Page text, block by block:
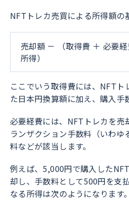
NFTトレカ売買による所得額の
売却額 － （取得費 ＋ 必要
所得）
ここでいう取得費には、NFTト
た日本円換算額に加え、購入手
必要経費には、NFTトレカを売
ランザクション手数料（いわゆ
料などが該当します。
例えば、5,000円で購入した
却し、手数料として500円を支
なる所得は次のようになります。